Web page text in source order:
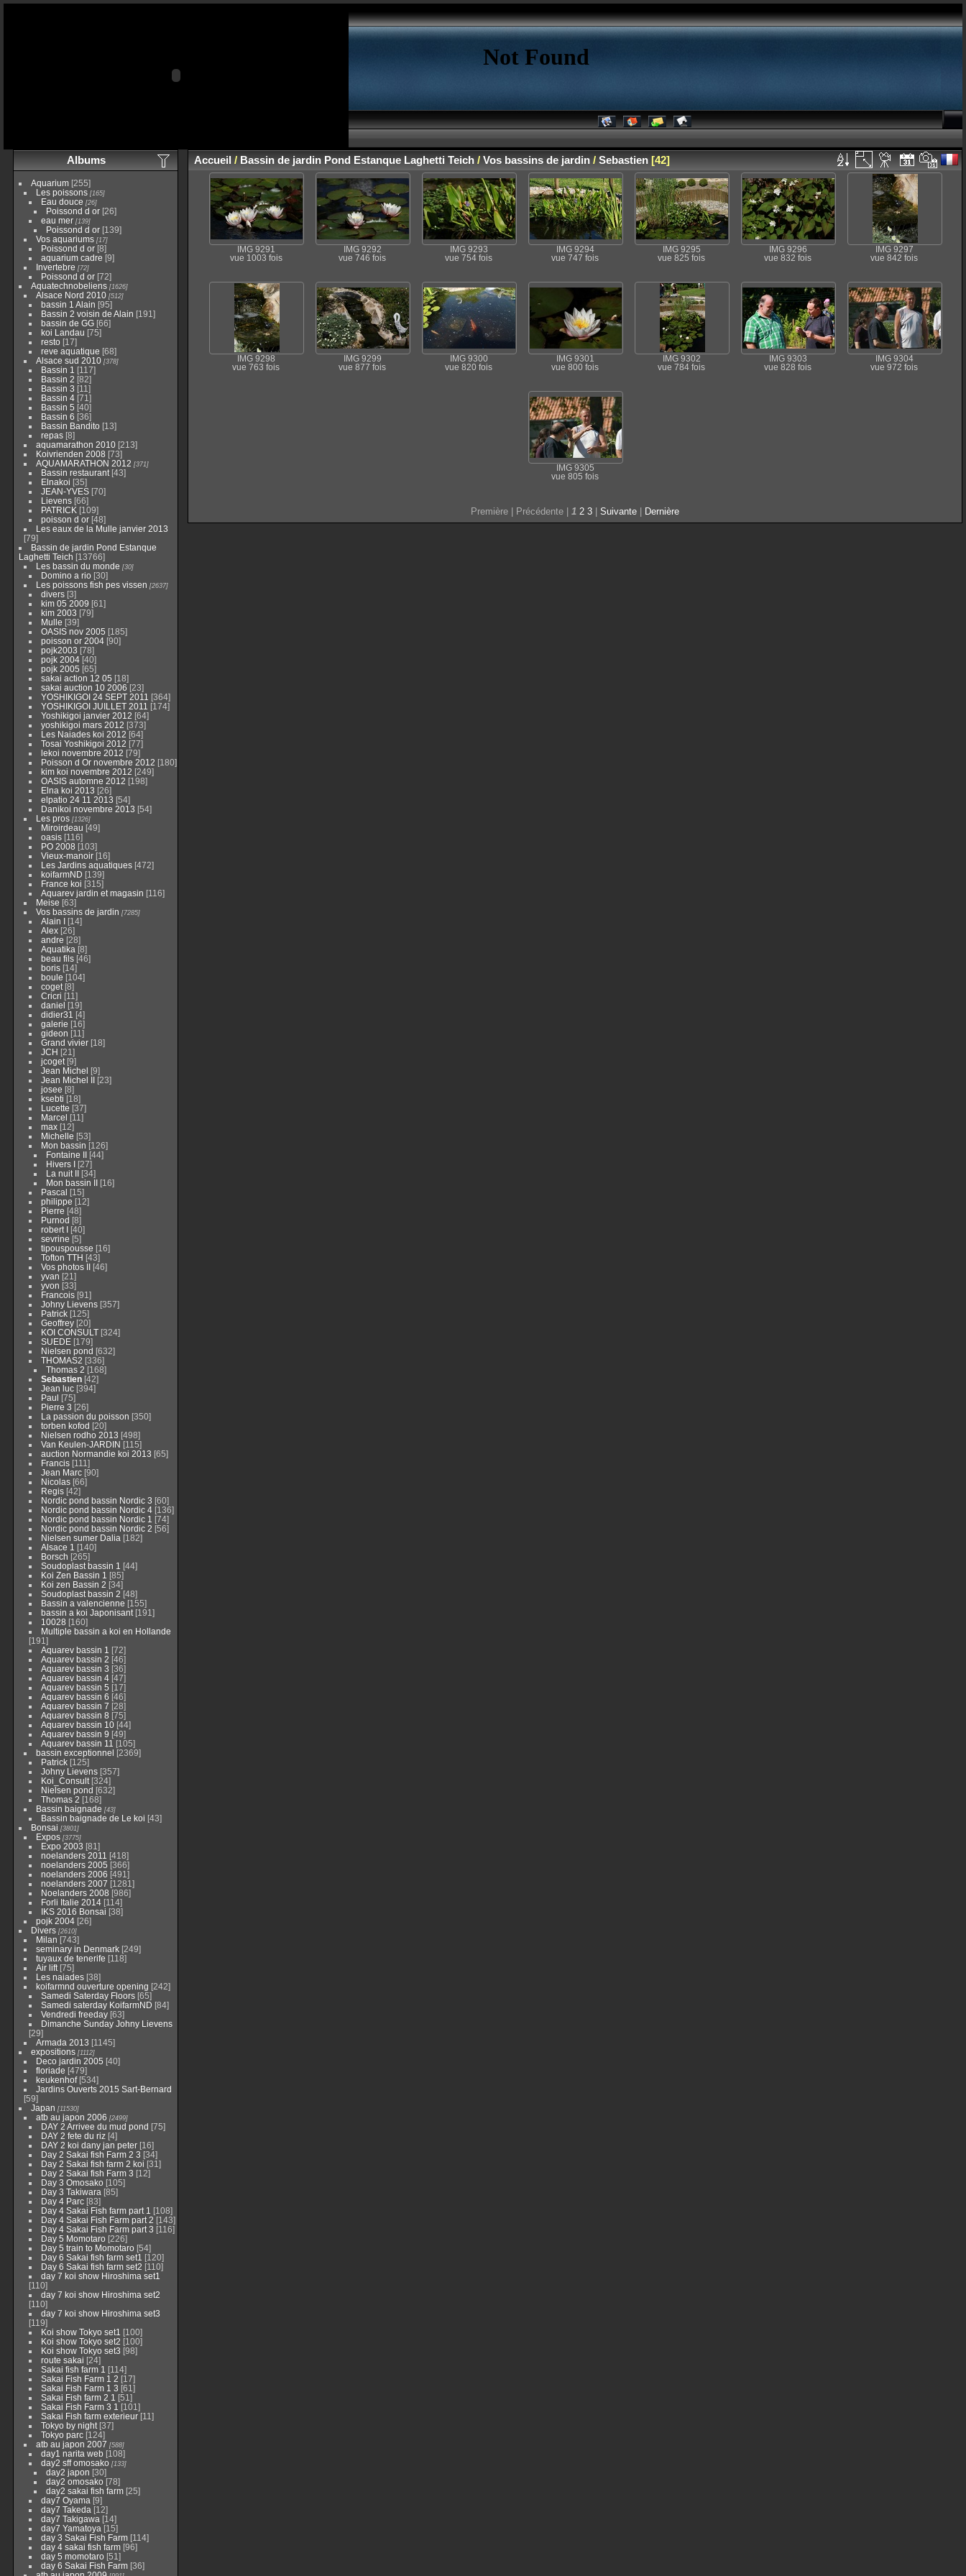
Albums
Aquarium [255]
Les poissons [165]
Eau douce [26]
Poissond d or [26]
eau mer [139]
Poissond d or [139]
Vos aquariums [17]
Poissond d or [8]
aquarium cadre [9]
Invertebre [72]
Poissond d or [72]
Aquatechnobeliens [1626]
Alsace Nord 2010 [512]
bassin 1 Alain [95]
Bassin 2 voisin de Alain [191]
bassin de GG [66]
koi Landau [75]
resto [17]
reve aquatique [68]
Alsace sud 2010 [378]
Bassin 1 [117]
Bassin 2 [82]
Bassin 3 [11]
Bassin 4 [71]
Bassin 5 [40]
Bassin 6 [36]
Bassin Bandito [13]
repas [8]
aquamarathon 2010 [213]
Koivrienden 2008 [73]
AQUAMARATHON 2012 [371]
Bassin restaurant [43]
Elnakoi [35]
JEAN-YVES [70]
Lievens [66]
PATRICK [109]
poisson d or [48]
Les eaux de la Mulle janvier 2013
[79]
Bassin de jardin Pond Estanque
Laghetti Teich [13766]
Les bassin du monde [30]
Domino a rio [30]
Les poissons fish pes vissen [2637]
divers [3]
kim 05 2009 [61]
kim 2003 [79]
Mulle [39]
OASIS nov 2005 [185]
poisson or 2004 [90]
pojk2003 [78]
pojk 2004 [40]
pojk 2005 [65]
sakai action 12 05 [18]
sakai auction 10 2006 [23]
YOSHIKIGOI 24 SEPT 2011 [364]
YOSHIKIGOI JUILLET 2011 [174]
Yoshikigoi janvier 2012 [64]
yoshikigoi mars 2012 [373]
Les Naiades koi 2012 [64]
Tosai Yoshikigoi 2012 [77]
lekoi novembre 2012 [79]
Poisson d Or novembre 2012 [180]
kim koi novembre 2012 [249]
OASIS automne 2012 [198]
Elna koi 2013 [26]
elpatio 24 11 2013 [54]
Danikoi novembre 2013 [54]
Les pros [1326]
Miroirdeau [49]
oasis [116]
PO 2008 [103]
Vieux-manoir [16]
Les Jardins aquatiques [472]
koifarmND [139]
France koi [315]
Aquarev jardin et magasin [116]
Meise [63]
Vos bassins de jardin [7285]
Alain I [14]
Alex [26]
andre [28]
Aquatika [8]
beau fils [46]
boris [14]
boule [104]
coget [8]
Cricri [11]
daniel [19]
didier31 [4]
galerie [16]
gideon [11]
Grand vivier [18]
JCH [21]
jcoget [9]
Jean Michel [9]
Jean Michel II [23]
josee [8]
ksebti [18]
Lucette [37]
Marcel [11]
max [12]
Michelle [53]
Mon bassin [126]
Fontaine II [44]
Hivers I [27]
La nuit II [34]
Mon bassin II [16]
Pascal [15]
philippe [12]
Pierre [48]
Purnod [8]
robert I [40]
sevrine [5]
tipouspousse [16]
Tofton TTH [43]
Vos photos II [46]
yvan [21]
yvon [33]
Francois [91]
Johny Lievens [357]
Patrick [125]
Geoffrey [20]
KOI CONSULT [324]
SUEDE [179]
Nielsen pond [632]
THOMAS2 [336]
Thomas 2 [168]
Sebastien [42]
Jean luc [394]
Paul [75]
Pierre 3 [26]
La passion du poisson [350]
torben kofod [20]
Nielsen rodho 2013 [498]
Van Keulen-JARDIN [115]
auction Normandie koi 2013 [65]
Francis [111]
Jean Marc [90]
Nicolas [66]
Regis [42]
Nordic pond bassin Nordic 3 [60]
Nordic pond bassin Nordic 4 [136]
Nordic pond bassin Nordic 1 [74]
Nordic pond bassin Nordic 2 [56]
Nielsen sumer Dalia [182]
Alsace 1 [140]
Borsch [265]
Soudoplast bassin 1 [44]
Koi Zen Bassin 1 [85]
Koi zen Bassin 2 [34]
Soudoplast bassin 2 [48]
Bassin a valencienne [155]
bassin a koi Japonisant [191]
10028 [160]
Multiple bassin a koi en Hollande
[191]
Aquarev bassin 1 [72]
Aquarev bassin 2 [46]
Aquarev bassin 3 [36]
Aquarev bassin 4 [47]
Aquarev bassin 5 [17]
Aquarev bassin 6 [46]
Aquarev bassin 7 [28]
Aquarev bassin 8 [75]
Aquarev bassin 10 [44]
Aquarev bassin 9 [49]
Aquarev bassin 11 [105]
bassin exceptionnel [2369]
Patrick [125]
Johny Lievens [357]
Koi_Consult [324]
Nielsen pond [632]
Thomas 2 [168]
Bassin baignade [43]
Bassin baignade de Le koi [43]
Bonsai [3801]
Expos [3775]
Expo 2003 [81]
noelanders 2011 [418]
noelanders 2005 [366]
noelanders 2006 [491]
noelanders 2007 [1281]
Noelanders 2008 [986]
Forli Italie 2014 [114]
IKS 2016 Bonsai [38]
pojk 2004 [26]
Divers [2610]
Milan [743]
seminary in Denmark [249]
tuyaux de tenerife [118]
Air lift [75]
Les naiades [38]
koifarmnd ouverture opening [242]
Samedi Saterday Floors [65]
Samedi saterday KoifarmND [84]
Vendredi freeday [63]
Dimanche Sunday Johny Lievens
[29]
Armada 2013 [1145]
expositions [1112]
Deco jardin 2005 [40]
floriade [479]
keukenhof [534]
Jardins Ouverts 2015 Sart-Bernard
[59]
Japan [11530]
atb au japon 2006 [2499]
DAY 2 Arrivee du mud pond [75]
DAY 2 fete du riz [4]
DAY 2 koi dany jan peter [16]
Day 2 Sakai fish Farm 2 3 [34]
Day 2 Sakai fish farm 2 koi [31]
Day 2 Sakai fish Farm 3 [12]
Day 3 Omosako [105]
Day 3 Takiwara [85]
Day 4 Parc [83]
Day 4 Sakai Fish farm part 1 [108]
Day 4 Sakai Fish Farm part 2 [143]
Day 4 Sakai Fish Farm part 3 [116]
Day 5 Momotaro [226]
Day 5 train to Momotaro [54]
Day 6 Sakai fish farm set1 [120]
Day 6 Sakai fish farm set2 [110]
day 7 koi show Hiroshima set1
[110]
day 7 koi show Hiroshima set2
[110]
day 7 koi show Hiroshima set3
[119]
Koi show Tokyo set1 [100]
Koi show Tokyo set2 [100]
Koi show Tokyo set3 [98]
route sakai [24]
Sakai fish farm 1 [114]
Sakai Fish Farm 1 2 [17]
Sakai Fish Farm 1 3 [61]
Sakai Fish farm 2 1 [51]
Sakai Fish Farm 3 1 [101]
Sakai Fish farm exterieur [11]
Tokyo by night [37]
Tokyo parc [124]
atb au japon 2007 [588]
day1 narita web [108]
day2 sff omosako [133]
day2 japon [30]
day2 omosako [78]
day2 sakai fish farm [25]
day7 Oyama [9]
day7 Takeda [12]
day7 Takigawa [14]
day7 Yamatoya [15]
day 3 Sakai Fish Farm [114]
day 4 sakai fish farm [96]
day 5 momotaro [51]
day 6 Sakai Fish Farm [36]
Accueil/ Bassin de jardin Pond Estanque Laghetti Teich/ Vos bassins de jardin/ Sebastien[42]
IMG 9291
vue 1003 fois
IMG 9292
vue 746 fois
IMG 9293
vue 754 fois
IMG 9294
vue 747 fois
IMG 9295
vue 825 fois
IMG 9296
vue 832 fois
IMG 9297
vue 842 fois
IMG 9298
vue 763 fois
IMG 9299
vue 877 fois
IMG 9300
vue 820 fois
IMG 9301
vue 800 fois
IMG 9302
vue 784 fois
IMG 9303
vue 828 fois
IMG 9304
vue 972 fois
IMG 9305
vue 805 fois
Première | Précédente | 1 2 3 Suivante Dernière